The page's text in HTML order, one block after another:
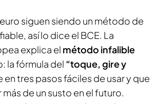
siguen siendo un método de
así lo dice el BCE. La
explica el método infalible
la fórmula del “toque, gire y
en tres pasos fáciles de usar y que
de un susto en el futuro.